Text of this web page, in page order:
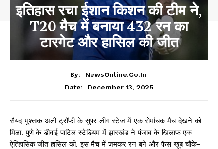
इतिहास रचा ईशान किशन की टीम ने,
T20 मैच में बनाया 432 रन का
टारगेट और हासिल की जीत
By:
NewsOnline.co.in
Date:
December 13, 2025
सैयद मुश्ताक अली ट्रॉफी के सुपर लीग स्टेज में एक रोमांचक मैच देखने को
मिला. पुणे के डीवाई पाटिल स्टेडियम में झारखंड ने पंजाब के खिलाफ एक
ऐतिहासिक जीत हासिल की. इस मैच में जमकर रन बने और फैंस खूब चौके-